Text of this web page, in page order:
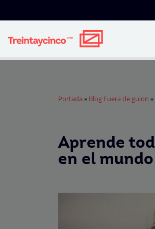
Portada » Blog Fuera de guion »
Aprende
en el